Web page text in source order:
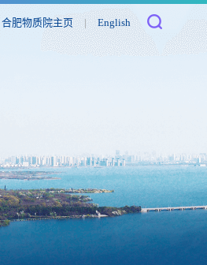
合肥物质院主页 | English